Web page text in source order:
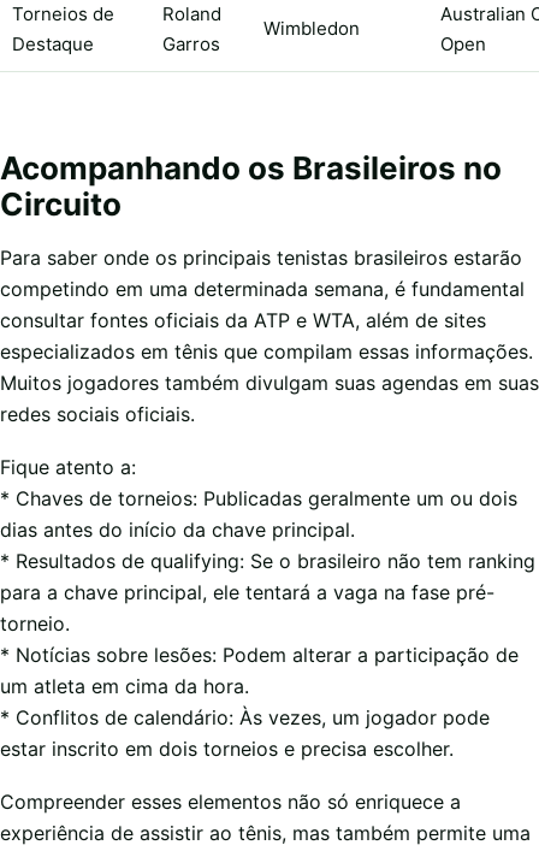
Torneios de
Destaque
Roland
Garros
Wimbledon
Australian
Open
Acompanhando os Brasileiros no
Circuito
Para saber onde os principais tenistas brasileiros estarão
competindo em uma determinada semana, é fundamental
consultar fontes oficiais da ATP e WTA, além de sites
especializados em tênis que compilam essas informações.
Muitos jogadores também divulgam suas agendas em suas
redes sociais oficiais.
Fique atento a:
* Chaves de torneios: Publicadas geralmente um ou dois
dias antes do início da chave principal.
* Resultados de qualifying: Se o brasileiro não tem ranking
para a chave principal, ele tentará a vaga na fase pré-
torneio.
* Notícias sobre lesões: Podem alterar a participação de
um atleta em cima da hora.
* Conflitos de calendário: Às vezes, um jogador pode
estar inscrito em dois torneios e precisa escolher.
Compreender esses elementos não só enriquece a
experiência de assistir ao tênis, mas também permite uma